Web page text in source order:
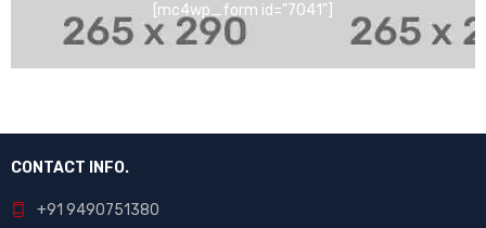
[mc4wp_form id="7041"]
CONTACT INFO.
+91 9490751380